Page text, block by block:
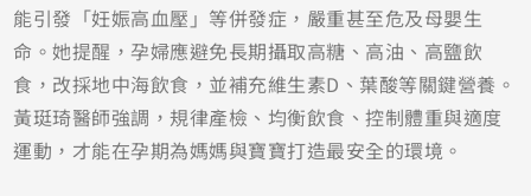
能引發「妊娠高血壓」等併發症，嚴重甚至危及母嬰生
命。她提醒，孕婦應避免長期攝取高糖、高油、高鹽飲
食，改採地中海飲食，並補充維生素D、葉酸等關鍵營養。
黃珽琦醫師強調，規律產檢、均衡飲食、控制體重與適度
運動，才能在孕期為媽媽與寶寶打造最安全的環境。